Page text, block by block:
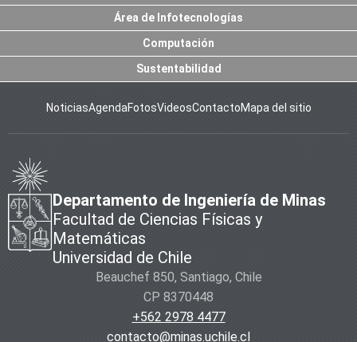
Área de Infotecnologías
Computación
Sustentabilidad
NoticiasAgendaFotosVideosContactoMapa del sitio
Departamento de Ingeniería de Minas
Facultad de Ciencias Físicas y
Matemáticas
Universidad de Chile
Beauchef 850, Santiago, Chile
CP 8370448
+562 2978 4477
contacto@minas.uchile.cl